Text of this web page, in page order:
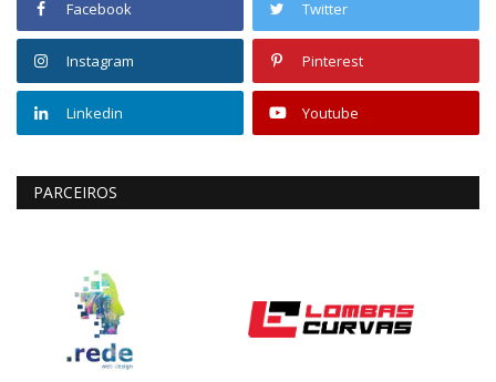
Facebook Twitter
Instagram Pinterest
Linkedin Youtube
PARCEIROS